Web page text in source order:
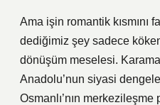
Ama işin romantik kısmını
dediğimiz şey sadece
dönüşüm meselesi.
Anadolu’nun siyasi
Osmanlı’nın